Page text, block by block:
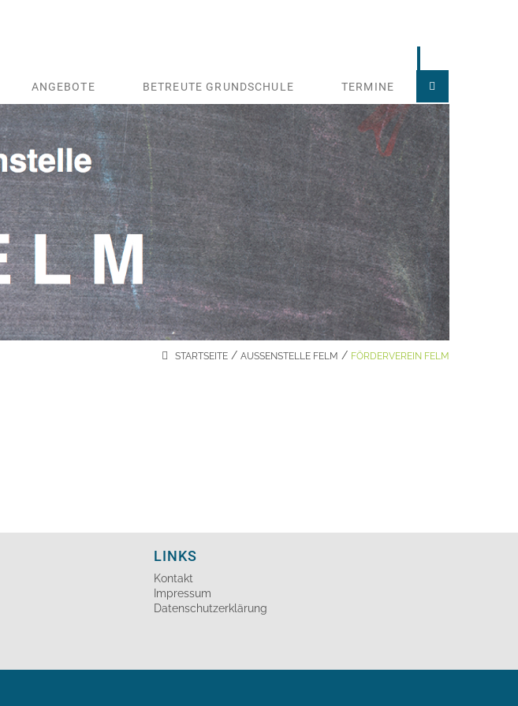
ANGEBOTE BETREUTE GRUNDSCHULE TERMINE
STARTSEITE / AUSSENSTELLE FELM / FÖRDERVEREIN FELM
LINKS
Kontakt
Impressum
Datenschutzerklärung